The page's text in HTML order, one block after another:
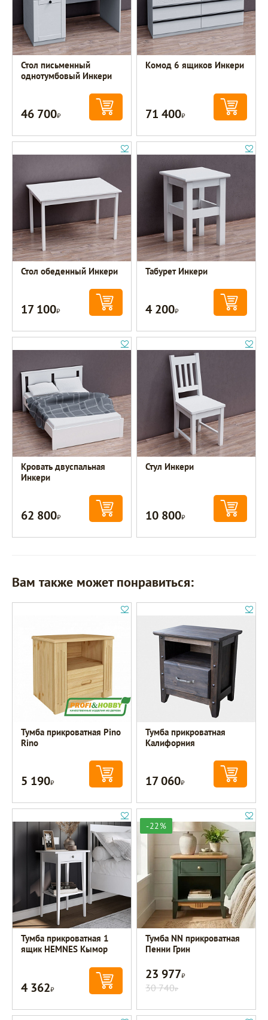
Стол письменный
однотумбовый Инкери
46 700Р
Комод 6 ящиков Инкери
71 400Р
Стол обеденный Инкери
17 100Р
Табурет Инкери
4 200Р
Кровать двуспальная
Инкери
62 800Р
Стул Инкери
10 800Р
Вам также может понравиться:
Тумба прикроватная Pino
Rino
5 190Р
Тумба прикроватная
Калифорния
17 060Р
Тумба прикроватная 1
ящик HEMNES Кымор
4 362Р
-22%
Тумба NN прикроватная
Пенни Грин
23 977Р
30 740Р